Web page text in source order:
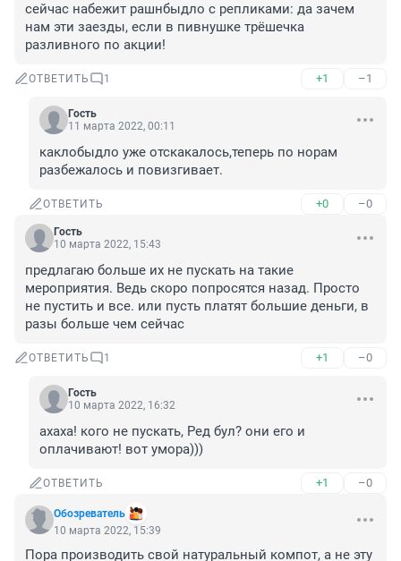
сейчас набежит рашнбыдло с репликами: да зачем
нам эти заезды, если в пивнушке трёшечка
разливного по акции!
ОТВЕТИТЬ 1 +1 –1
Гость
11 марта 2022, 00:11
каклобыдло уже отскакалось,теперь по норам
разбежалось и повизгивает.
ОТВЕТИТЬ +0 –0
Гость
10 марта 2022, 15:43
предлагаю больше их не пускать на такие
мероприятия. Ведь скоро попросятся назад. Просто
не пустить и все. или пусть платят большие деньги, в
разы больше чем сейчас
ОТВЕТИТЬ 1 +1 –0
Гость
10 марта 2022, 16:32
ахаха! кого не пускать, Ред бул? они его и
оплачивают! вот умора)))
ОТВЕТИТЬ +1 –0
Обозреватель
10 марта 2022, 15:39
Пора производить свой натуральный компот, а не эту